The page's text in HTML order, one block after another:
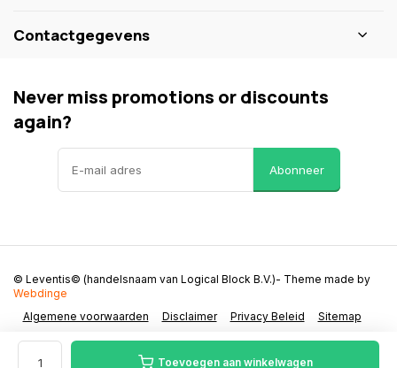
Toevoegen aan winkelwagen
Contactgegevens
Never miss promotions or discounts
again?
Abonneer
Algemene voorwaarden Disclaimer Privacy Beleid Sitemap
© Leventis© (handelsnaam van Logical Block B.V.)- Theme made by
Webdinge